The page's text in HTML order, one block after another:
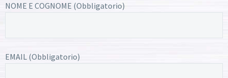
NOME E COGNOME (Obbligatorio)
EMAIL (Obbligatorio)